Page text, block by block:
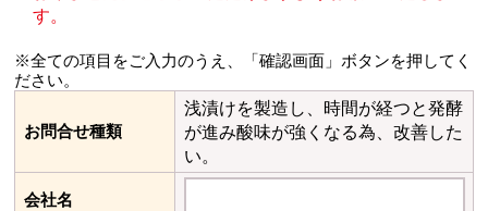
す。
※全ての項目をご入力のうえ、「確認画面」ボタンを押してく
ださい。
お問合せ種類
浅漬けを製造し、時間が経つと発酵
が進み酸味が強くなる為、改善した
い。
会社名